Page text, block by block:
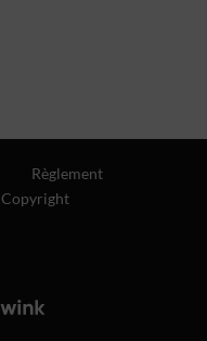
Règlement
Copyright